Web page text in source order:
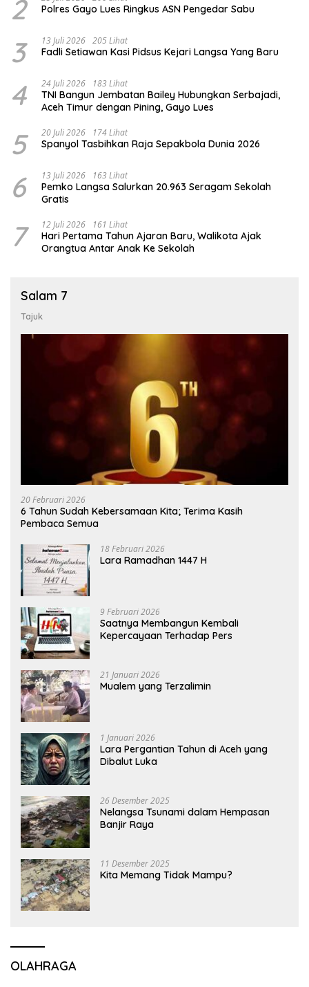
2 Polres Gayo Lues Ringkus ASN Pengedar Sabu
3 13 Juli 2026 205 Lihat
Fadli Setiawan Kasi Pidsus Kejari Langsa Yang Baru
4 24 Juli 2026 183 Lihat
TNI Bangun Jembatan Bailey Hubungkan Serbajadi,
Aceh Timur dengan Pining, Gayo Lues
5 20 Juli 2026 174 Lihat
Spanyol Tasbihkan Raja Sepakbola Dunia 2026
6 13 Juli 2026 163 Lihat
Pemko Langsa Salurkan 20.963 Seragam Sekolah
Gratis
7 12 Juli 2026 161 Lihat
Hari Pertama Tahun Ajaran Baru, Walikota Ajak
Orangtua Antar Anak Ke Sekolah
Salam 7
Tajuk
20 Februari 2026
6 Tahun Sudah Kebersamaan Kita; Terima Kasih
Pembaca Semua
18 Februari 2026
Lara Ramadhan 1447 H
9 Februari 2026
Saatnya Membangun Kembali
Kepercayaan Terhadap Pers
21 Januari 2026
Mualem yang Terzalimin
1 Januari 2026
Lara Pergantian Tahun di Aceh yang
Dibalut Luka
26 Desember 2025
Nelangsa Tsunami dalam Hempasan
Banjir Raya
11 Desember 2025
Kita Memang Tidak Mampu?
OLAHRAGA